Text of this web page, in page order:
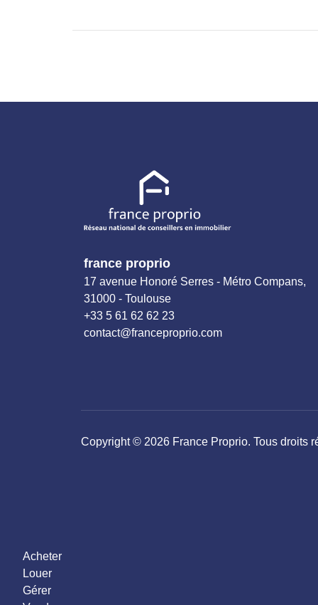
france proprio
17 avenue Honoré Serres - Métro Compans,
31000 - Toulouse
+33 5 61 62 62 23
contact@franceproprio.com
Copyright © 2026 France Proprio. Tous droits
Acheter
Louer
Gérer